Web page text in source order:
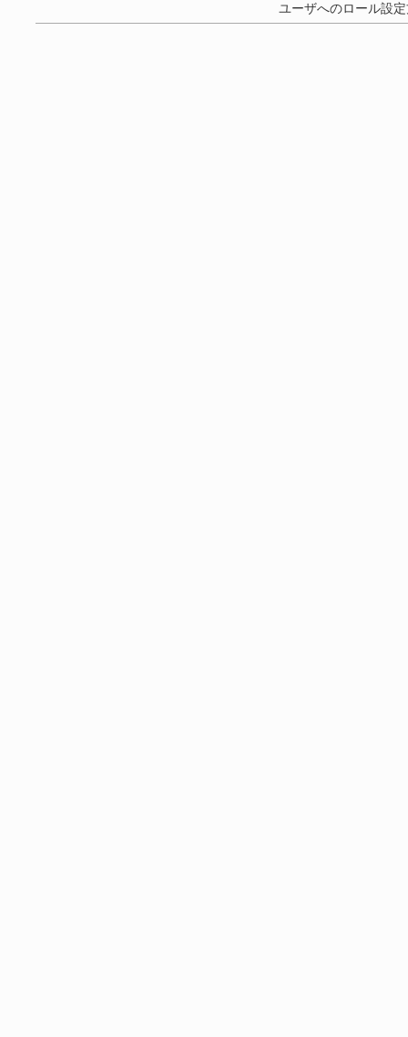
ユーザへのロール設